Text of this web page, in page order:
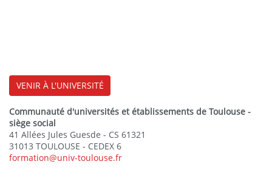
VENIR À L'UNIVERSITÉ
Communauté d'universités et établissements de Toulouse -
siège social
41 Allées Jules Guesde - CS 61321
31013 TOULOUSE - CEDEX 6
formation@univ-toulouse.fr